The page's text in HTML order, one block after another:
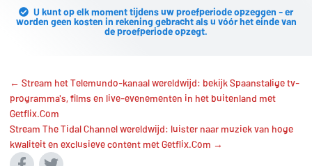
U kunt op elk moment tijdens uw proefperiode opzeggen - er
worden geen kosten in rekening gebracht als u vóór het einde van
de proefperiode opzegt.
← Stream het Telemundo-kanaal wereldwijd: bekijk Spaanstalige tv-
programma's, films en live-evenementen in het buitenland met
Getflix.Com
Stream The Tidal Channel wereldwijd: luister naar muziek van hoge
kwaliteit en exclusieve content met Getflix.Com →